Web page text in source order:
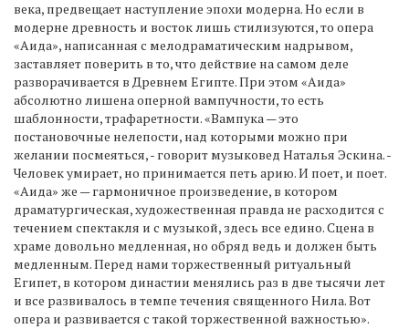
века, предвещает наступление эпохи модерна. Но если в
модерне древность и восток лишь стилизуются, то опера
«Аида», написанная с мелодраматическим надрывом,
заставляет поверить в то, что действие на самом деле
разворачивается в Древнем Египте. При этом «Аида»
абсолютно лишена оперной вампучности, то есть
шаблонности, трафаретности. «Вампука — это
постановочные нелепости, над которыми можно при
желании посмеяться, - говорит музыковед Наталья Эскина. -
Человек умирает, но принимается петь арию. И поет, и поет.
«Аида» же — гармоничное произведение, в котором
драматургическая, художественная правда не расходится с
течением спектакля и с музыкой, здесь все едино. Сцена в
храме довольно медленная, но обряд ведь и должен быть
медленным. Перед нами торжественный ритуальный
Египет, в котором династии менялись раз в две тысячи лет
и все развивалось в темпе течения священного Нила. Вот
опера и развивается с такой торжественной важностью».